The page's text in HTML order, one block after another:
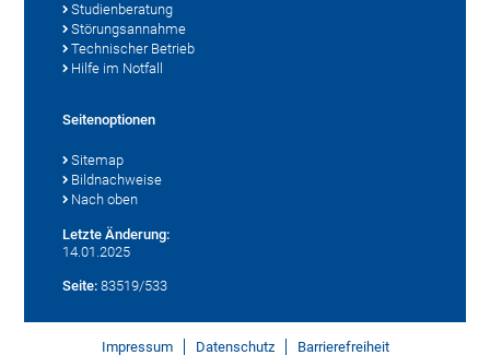
Studienberatung
Störungsannahme
Technischer Betrieb
Hilfe im Notfall
Seitenoptionen
Sitemap
Bildnachweise
Nach oben
Letzte Änderung:
14.01.2025
Seite: 83519/533
Impressum Datenschutz Barrierefreiheit